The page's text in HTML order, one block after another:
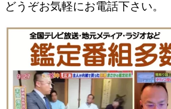
どうぞお気軽にお電話下さい。